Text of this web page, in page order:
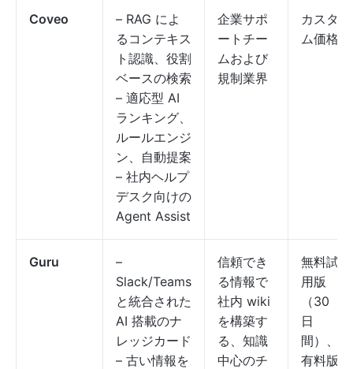
Coveo
– RAG によ
るコンテキス
ト認識、役割
ベースの検索
– 適応型 AI
ランキング、
ルールエンジ
ン、自動提案
– 社内ヘルプ
デスク向けの
Agent Assist
企業サポ
ートチー
ムおよび
規制業界
カスタ
ム価格
Guru
–
Slack/Teams
と統合された
AI 搭載のナ
レッジカード
– 古い情報を
信頼でき
る情報で
社内 wiki
を構築す
る、知識
中心のチ
無料試
用版
（30
日
間）、
有料版